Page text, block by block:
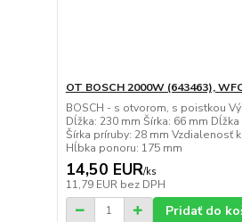
OT BOSCH 2000W (643463),
BOSCH - s otvorom, s poistkou
Dĺžka: 230 mm Šírka: 66 mm
Šírka príruby: 28 mm Vzdialenosť
Hĺbka ponoru: 175 mm
14,50 EUR/ks
11,79 EUR bez DPH
Pridať do